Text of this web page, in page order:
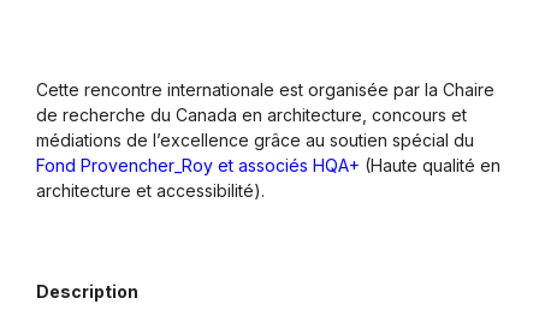
Cette rencontre internationale est organisée par la Chaire
de recherche du Canada en architecture, concours et
médiations de l’excellence grâce au soutien spécial du
Fond Provencher_Roy et associés HQA+ (Haute qualité en
architecture et accessibilité).
Description